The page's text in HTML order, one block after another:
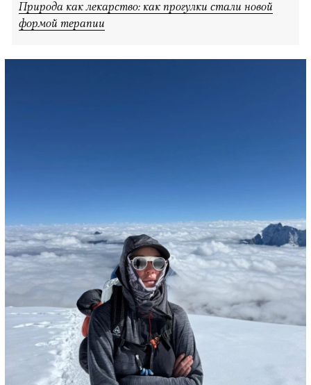
Природа как лекарство: как прогулки стали новой
формой терапии